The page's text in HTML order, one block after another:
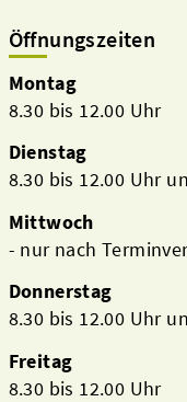
Öffnungszeiten
Montag
8.30 bis 12.00 Uhr
Dienstag
8.30 bis 12.00 Uhr
Mittwoch
- nur nach
Donnerstag
8.30 bis 12.00 Uhr
Freitag
8.30 bis 12.00 Uhr